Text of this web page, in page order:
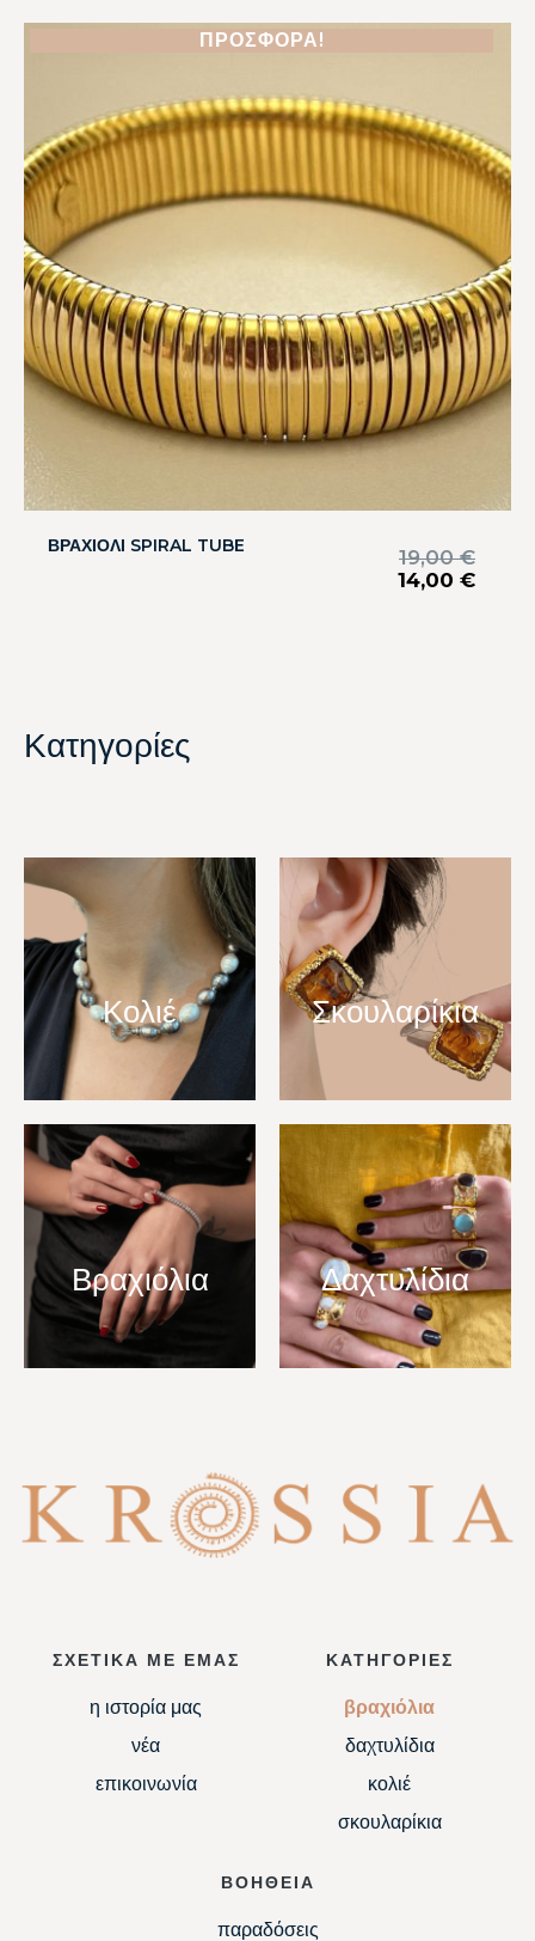
ΠΡΟΣΦΟΡΆ!
ΒΡΑΧΙΟΛΙ SPIRAL TUBE 19,00€
14,00 €
Κατηγορίες
Κολιέ Σκουλαρίκια
Βραχιόλια Δαχτυλίδια
ΣΧΕΤΙΚΑ ΜΕ ΕΜΑΣ
η ιστορία μας
νέα
επικοινωνία
ΚΑΤΗΓΟΡΙΕΣ
βραχιόλια
δαχτυλίδια
κολιέ
σκουλαρίκια
ΒΟΗΘΕΙΑ
παραδόσεις